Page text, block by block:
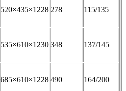
520×435×1228 278 115/135
535×610×1230 348 137/145
685×610×1228 490 164/200